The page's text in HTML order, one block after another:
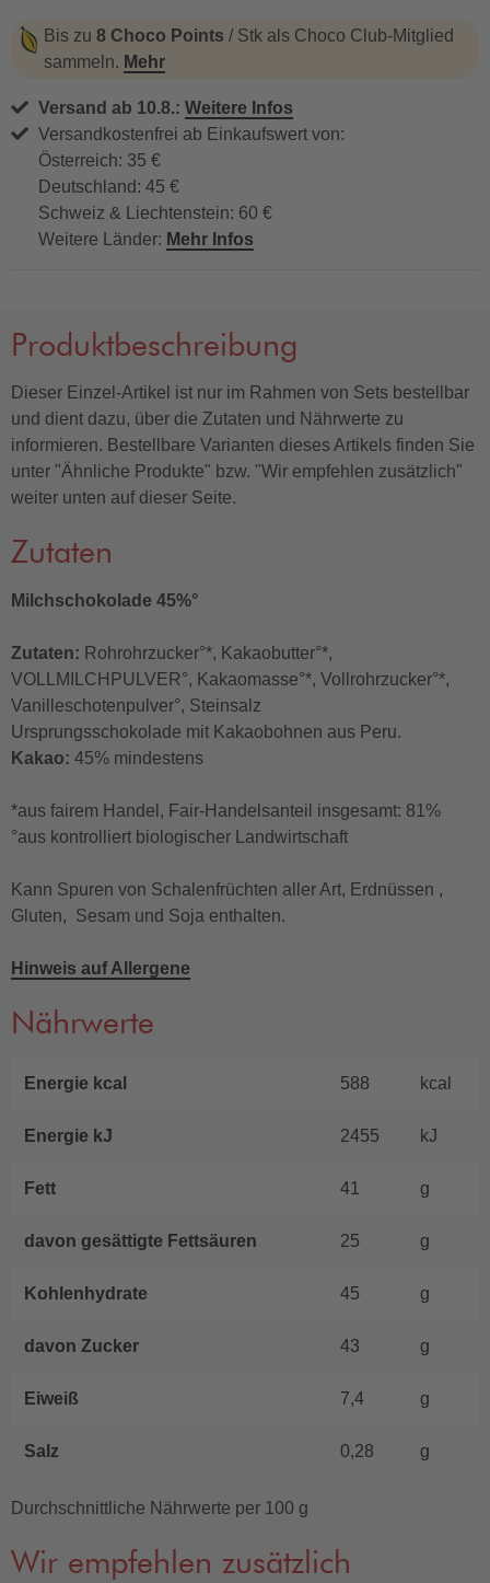
Bis zu 8 Choco Points / Stk als Choco Club-Mitglied
sammeln. Mehr
Versand ab 10.8.: Weitere Infos
Versandkostenfrei ab Einkaufswert von:
Österreich: 35 €
Deutschland: 45 €
Schweiz & Liechtenstein: 60 €
Weitere Länder: Mehr Infos
Produktbeschreibung
Dieser Einzel-Artikel ist nur im Rahmen von Sets bestellbar
und dient dazu, über die Zutaten und Nährwerte zu
informieren. Bestellbare Varianten dieses Artikels finden Sie
unter "Ähnliche Produkte" bzw. "Wir empfehlen zusätzlich"
weiter unten auf dieser Seite.
Zutaten
Milchschokolade 45%°
Zutaten: Rohrohrzucker°*, Kakaobutter°*,
VOLLMILCHPULVER°, Kakaomasse°*, Vollrohrzucker°*,
Vanilleschotenpulver°, Steinsalz
Ursprungsschokolade mit Kakaobohnen aus Peru.
Kakao: 45% mindestens
*aus fairem Handel, Fair-Handelsanteil insgesamt: 81%
°aus kontrolliert biologischer Landwirtschaft
Kann Spuren von Schalenfrüchten aller Art, Erdnüssen ,
Gluten, Sesam und Soja enthalten.
Hinweis auf Allergene
Nährwerte
Energie kcal 588 kcal
Energie kJ 2455 kJ
Fett 41 g
davon gesättigte Fettsäuren 25 g
Kohlenhydrate 45 g
davon Zucker 43 g
Eiweiß 7,4 g
Salz 0,28 g
Durchschnittliche Nährwerte per 100 g
Wir empfehlen zusätzlich